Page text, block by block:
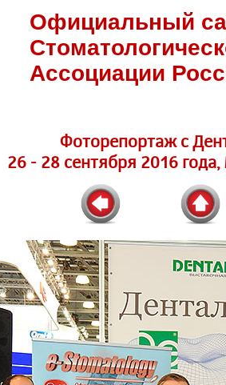
Официальный
Ассоциации
Фоторепортаж с
26 - 28 сентября 2016